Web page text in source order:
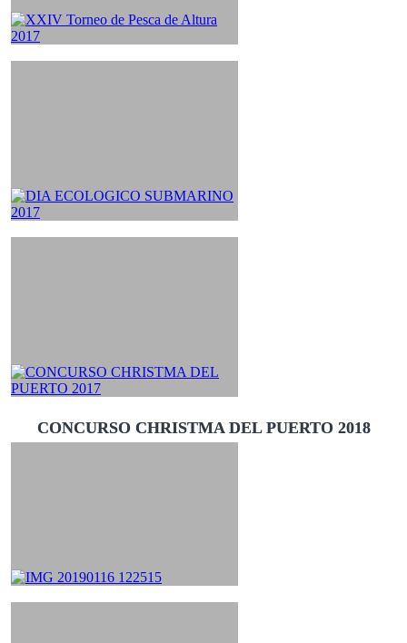
CONCURSO CHRISTMA DEL PUERTO 2018